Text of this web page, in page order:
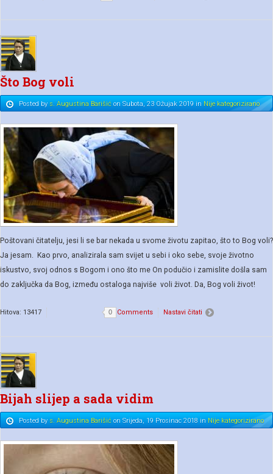
Što Bog voli
Posted bys. Augustina Barišić onSubota, 23 Ožujak 2019 in Nije kategorizirano
Poštovani čitatelju, jesi li se bar nekada u svome životu zapitao, što to Bog voli?
Ja jesam. Kao prvo, analizirala sam svijet u sebi i oko sebe, svoje životno
iskustvo, svoj odnos s Bogom i ono što me On podučio i zamislite došla sam
do zaključka da Bog, između ostaloga najviše voli život. Da, Bog voli život!
Comments Nastavi čitati
Hitova: 13417 0
Bijah slijep a sada vidim
Posted bys. Augustina Barišić onSrijeda, 19 Prosinac 2018 in Nije kategorizirano